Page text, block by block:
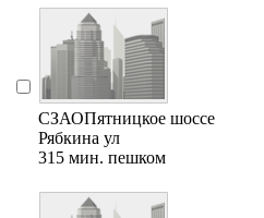
СЗАОПятницкое шоссе
Рябкина ул
315 мин. пешком